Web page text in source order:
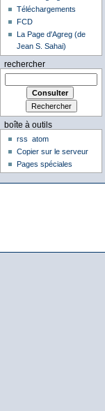
Téléchargements
FCD
La Page d'Agreg (de
Jean S. Sahai)
rechercher
boîte à outils
rss
atom
Copier sur le serveur
Pages spéciales